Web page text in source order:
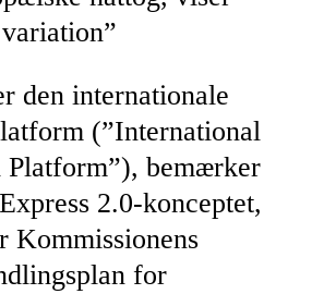
den internationale
(”International
Platform”), bemærker
2.0-konceptet,
Kommissionens
for